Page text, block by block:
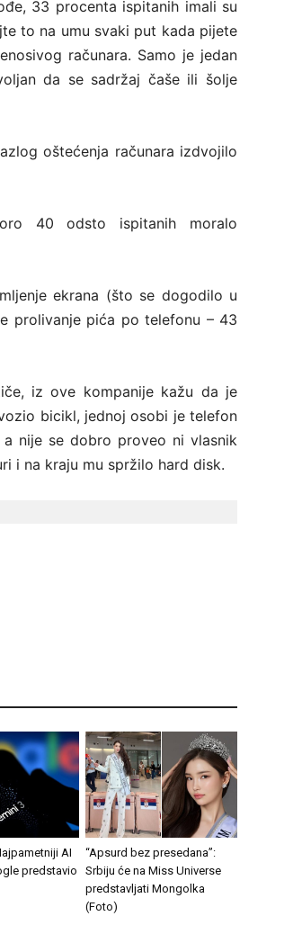
33 procenta ispitanih imali su
to na umu svaki put kada pijete
računara. Samo je jedan
da se sadržaj čaše ili šolje
oštećenja računara izdvojilo
40 odsto ispitanih moralo
ekrana (što se dogodilo u
prolivanje pića po telefonu – 43
iz ove kompanije kažu da je
bicikl, jednoj osobi je telefon
nije se dobro proveo ni vlasnik
i na kraju mu spržilo hard disk.
AI
predstavio
“Apsurd bez presedana”:
Srbiju će na Miss Universe
predstavljati Mongolka
(Foto)